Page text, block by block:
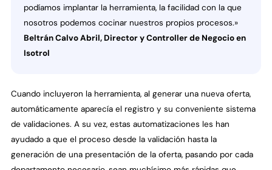
podíamos implantar la herramienta, la facilidad con la que
nosotros podemos cocinar nuestros propios procesos.»
Beltrán Calvo Abril, Director y Controller de Negocio en
Isotrol
Cuando incluyeron la herramienta, al generar una nueva oferta,
automáticamente aparecía el registro y su conveniente sistema
de validaciones. A su vez, estas automatizaciones les han
ayudado a que el proceso desde la validación hasta la
generación de una presentación de la oferta, pasando por cada